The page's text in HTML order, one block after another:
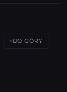
↑ DO GÓRY